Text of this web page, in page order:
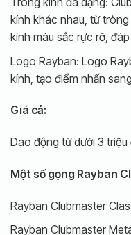
kính khác nhau, từ
kính màu sắc rực rỡ,
Logo Rayban: Logo
kính, tạo điểm nhấn
Giá cả:
Dao động từ dưới 3
Một số gọng Rayban
Rayban Clubmaster
Rayban Clubmaster